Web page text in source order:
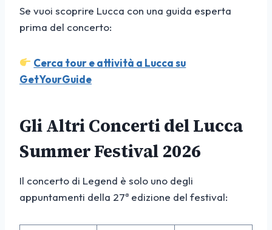
Se vuoi scoprire Lucca con una guida esperta
prima del concerto:
Cerca tour e attività a Lucca su
GetYourGuide
Gli Altri Concerti del Lucca
Summer Festival 2026
Il concerto di Legend è solo uno degli
appuntamenti della 27ª edizione del festival: